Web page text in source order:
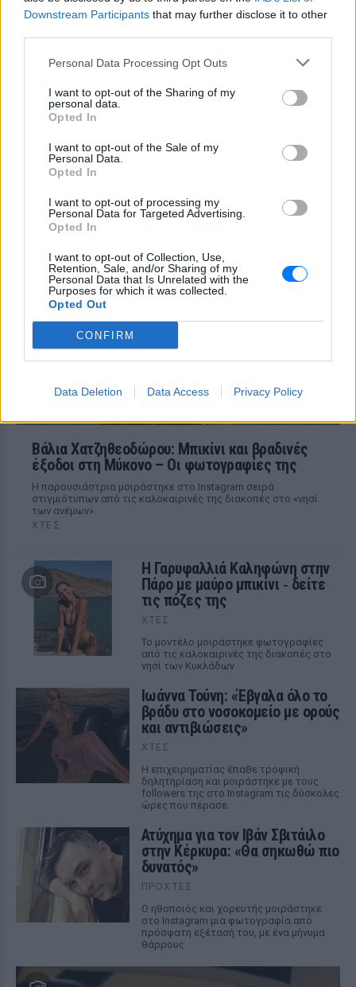
Downstream Participants that may further disclose it to other
Personal Data Processing Opt Outs
I want to opt-out of the Sharing of my
personal data.
Opted In
I want to opt-out of the Sale of my
Personal Data.
Opted In
I want to opt-out of processing my
Personal Data for Targeted Advertising.
Opted In
I want to opt-out of Collection, Use,
Retention, Sale, and/or Sharing of my
Personal Data that Is Unrelated with the
Purposes for which it was collected.
Opted Out
CONFIRM
Data Deletion Data Access Privacy Policy
Κατερίνα Καινούργιου στην
Πάρο: Η αγκαλιά με την κόρη
της και η λεζάντα που «λύγισε»
τους followers
Η παρουσιάστρια απολαμβάνει διακοπές
Βαλέρια Χοψονίδου: Η βάφτιση
και οι φωτογραφίες που
δημοσίευσαν οι καλεσμένοι
Ο μικρός Παναγιώτης βαφτίστηκε στον
Ιερό Ναό Αγίου Νικολάου, με τη βάφτιση
να ακολουθεί λίγες εβδομάδες μετά τη
γέννησή του τον Ιούλιο του 2025.
Βάλια Χατζηθεοδώρου: Μπικίνι και βραδινές
έξοδοι στη Μύκονο – Οι φωτογραφίες της
Η παρουσιάστρια μοιράστηκε στο Instagram σειρά
στιγμιότυπων από τις καλοκαιρινές της διακοπές στο «νησί
των ανέμων».
ΧΤΕΣ
Η Γαρυφαλλιά Καληφώνη στην
Πάρο με μαύρο μπικίνι ‑ δείτε
τις πόζες της
ΧΤΕΣ
Το μοντέλο μοιράστηκε φωτογραφίες
από τις καλοκαιρινές της διακοπές στο
νησί των Κυκλάδων
Ιωάννα Τούνη: «Έβγαλα όλο το
βράδυ στο νοσοκομείο με ορούς
και αντιβιώσεις»
ΧΤΕΣ
Η επιχειρηματίας έπαθε τροφική
δηλητηρίαση και μοιράστηκε με τους
followers της στο Instagram τις δύσκολες
ώρες που πέρασε.
Ατύχημα για τον Ιβάν Σβιτάιλο
στην Κέρκυρα: «Θα σηκωθώ πιο
δυνατός»
ΠΡΟΧΤΈΣ
Ο ηθοποιός και χορευτής μοιράστηκε
στο Instagram μια φωτογραφία από
πρόσφατη εξέτασή του, με ένα μήνυμα
θάρρους